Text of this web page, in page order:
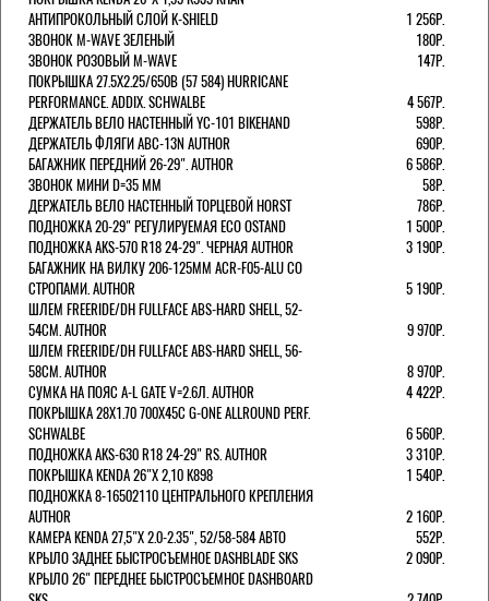
АНТИПРОКОЛЬНЫЙ СЛОЙ K-SHIELD
1 256Р.
ЗВОНОК M-WAVE ЗЕЛЕНЫЙ
180Р.
ЗВОНОК РОЗОВЫЙ M-WAVE
147Р.
ПОКРЫШКА 27.5X2.25/650B (57 584) HURRICANE
PERFORMANCE. ADDIX. SCHWALBE
4 567Р.
ДЕРЖАТЕЛЬ ВЕЛО НАСТЕННЫЙ YC-101 BIKEHAND
598Р.
ДЕРЖАТЕЛЬ ФЛЯГИ ABC-13N AUTHOR
690Р.
БАГАЖНИК ПЕРЕДНИЙ 26-29". AUTHOR
6 586Р.
ЗВОНОК МИНИ D=35 ММ
58Р.
ДЕРЖАТЕЛЬ ВЕЛО НАСТЕННЫЙ ТОРЦЕВОЙ HORST
786Р.
ПОДНОЖКА 20-29" РЕГУЛИРУЕМАЯ ECO OSTAND
1 500Р.
ПОДНОЖКА AKS-570 R18 24-29". ЧЕРНАЯ AUTHOR
3 190Р.
БАГАЖНИК НА ВИЛКУ 206-125ММ ACR-F05-ALU СО
СТРОПАМИ. AUTHOR
5 190Р.
ШЛЕМ FREERIDE/DH FULLFACE ABS-HARD SHELL, 52-
54СМ. AUTHOR
9 970Р.
ШЛЕМ FREERIDE/DH FULLFACE ABS-HARD SHELL, 56-
58СМ. AUTHOR
8 970Р.
СУМКА НА ПОЯС A-L GATE V=2.6Л. AUTHOR
4 422Р.
ПОКРЫШКА 28X1.70 700X45C G-ONE ALLROUND PERF.
SCHWALBE
6 560Р.
ПОДНОЖКА AKS-630 R18 24-29" RS. AUTHOR
3 310Р.
ПОКРЫШКА KENDA 26"Х 2,10 K898
1 540Р.
ПОДНОЖКА 8-16502110 ЦЕНТРАЛЬНОГО КРЕПЛЕНИЯ
AUTHOR
2 160Р.
КАМЕРА KENDA 27,5"Х 2.0-2.35", 52/58-584 АВТО
552Р.
КРЫЛО ЗАДНЕЕ БЫСТРОСЪЕМНОЕ DASHBLADE SKS
2 090Р.
КРЫЛО 26" ПЕРЕДНЕЕ БЫСТРОСЪЕМНОЕ DASHBOARD